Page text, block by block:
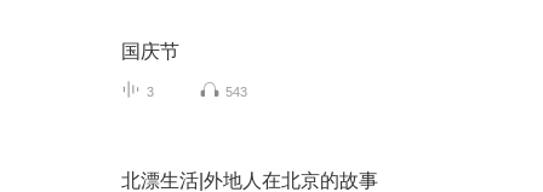
国庆节
3 543
北漂生活|外地人在北京的故事